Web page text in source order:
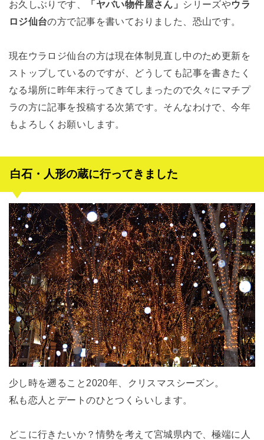
お久しぶりです、 「ヤバい物件屋さん」 シリーズやウラ
ロジ仙台の方で記事を書いておりました、恐山です。
現在ウラロジ仙台の方は現在体制見直し中のため更新を
ストップしているのですが、どうしても記事を書きたく
なる場所に昨年末行ってきてしまったので久々にマチプ
ラの方に記事を投稿する次第です。そんなわけで、今年
もよろしくお願いします。
白石・人形の蔵に行ってきました
少し時を遡ること2020年、クリスマスシーズン。
私も恋人とデートのひとつくらいします。
どこに行きたいか？情勢を考えて宮城県内で、極端に人